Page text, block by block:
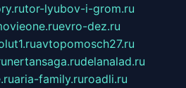
tor-lyubov-i-grom.ru
evro-dez.ru
avtopomosch27.ru
nertansaga.rudelanalad.ru
aria-family.ruroadli.ru